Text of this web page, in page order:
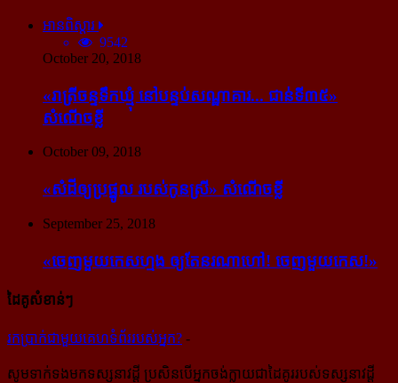
អានពិស្ដារ
9542
October 20, 2018
«រាត្រីចន្ទទឹកឃ្មុំ នៅបន្ទប់សណ្ឋាគារ... ជាន់ទី៣៥»
សំណើចខ្លី
October 09, 2018
«សំដី​ឲ្យ​ប្រផ្នូល របស់​កូនស្រី» សំណើចខ្លី
September 25, 2018
«ចេញ​មួយ​កេស​ហ្មង ឲ្យ​តែ​នរណា​ហៅ! ចេញ​មួយ​កេស!»
ដៃគូសំខាន់ៗ
រក​​ប្រាក់​​ជា​​មួយ​​គេហទំព័រ​​របស់​​អ្នក? -
សូម​ទាក់ទង​មក​ទស្សនាវដ្ដី ប្រសិន​បើ​អ្នក​ចង់​ក្លាយ​ជា​ដៃគូរ​របស់​ទស្សនាវដ្ដី​